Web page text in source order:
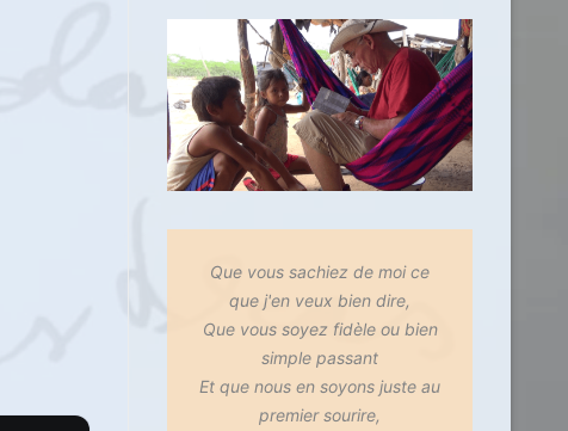
Que vous sachiez de moi ce
que j'en veux bien dire,
Que vous soyez fidèle ou bien
simple passant
Et que nous en soyons juste au
premier sourire,